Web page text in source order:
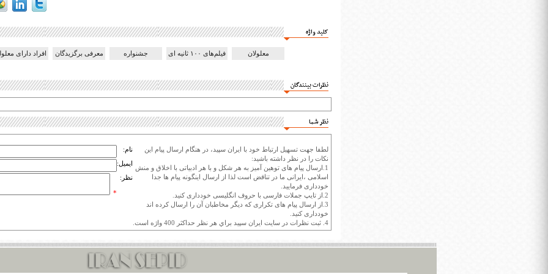
کلید واژه
معلولان فیلم‌های ۱۰۰ ثانیه ای جشنواره معرفی برگزیدگان افراد دارای
نظرات بینندگان
نظر شما
لطفا جهت تسهیل ارتباط خود با ایران سپید، در هنگام ارسال پیام این
نکات را در نظر داشته باشید:
1.ارسال پیام های توهین آمیز به هر شکل و با هر ادبیاتی با اخلاق و منش
اسلامی ،ایرانی ما در تناقض است لذا از ارسال اینگونه پیام ها جدا
خودداری فرمایید.
2.از تایپ جملات فارسی با حروف انگلیسی خودداری کنید.
3.از ارسال پیام های تکراری که دیگر مخاطبان آن را ارسال کرده اند
خودداری کنید.
4. ثبت نظرات در سايت ايران سپيد براي هر نظر حداکثر 400 واژه است.
نام:
ایمیل:
نظر:
*